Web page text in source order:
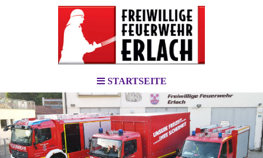
STARTSEITE